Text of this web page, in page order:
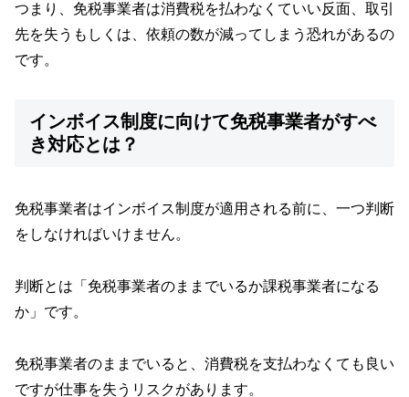
つまり、免税事業者は消費税を払わなくていい反面、取引
先を失うもしくは、依頼の数が減ってしまう恐れがあるの
です。
インボイス制度に向けて免税事業者がすべ
き対応とは？
免税事業者はインボイス制度が適用される前に、一つ判断
をしなければいけません。
判断とは「免税事業者のままでいるか課税事業者になる
か」です。
免税事業者のままでいると、消費税を支払わなくても良い
ですが仕事を失うリスクがあります。